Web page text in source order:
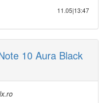
11.05|13:47
10 Aura Black